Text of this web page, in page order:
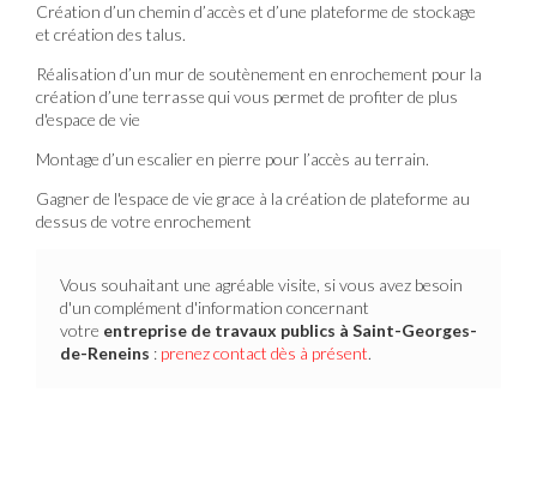
Création d’un chemin d’accès et d’une plateforme de stockage
et création des talus.
Réalisation d’un mur de soutènement en enrochement pour la
création d’une terrasse qui vous permet de profiter de plus
d'espace de vie
Montage d’un escalier en pierre pour l’accès au terrain.
Gagner de l'espace de vie grace à la création de plateforme au
dessus de votre enrochement
Vous souhaitant une agréable visite, si vous avez besoin
d'un complément d'information concernant
votre entreprise de travaux publics à Saint-Georges-
de-Reneins : prenez contact dès à présent.